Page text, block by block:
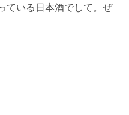
ている日本酒でして。ぜ